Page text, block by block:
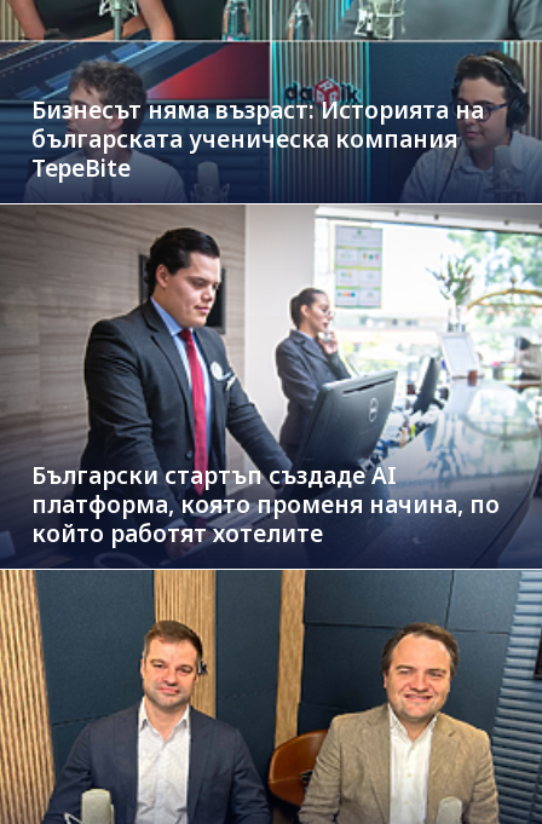
Бизнесът няма възраст: Историята на
българската ученическа компания
TepeBite
Български стартъп създаде AI
платформа, която променя начина, по
който работят хотелите